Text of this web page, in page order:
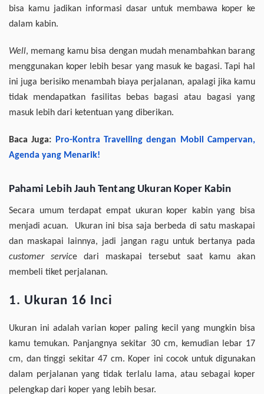
bisa kamu jadikan informasi dasar untuk membawa koper ke
dalam kabin.
Well, memang kamu bisa dengan mudah menambahkan barang
menggunakan koper lebih besar yang masuk ke bagasi. Tapi hal
ini juga berisiko menambah biaya perjalanan, apalagi jika kamu
tidak mendapatkan fasilitas bebas bagasi atau bagasi yang
masuk lebih dari ketentuan yang diberikan.
Baca Juga: Pro-Kontra Travelling dengan Mobil Campervan,
Agenda yang Menarik!
Pahami Lebih Jauh Tentang Ukuran Koper Kabin
Secara umum terdapat empat ukuran koper kabin yang bisa
menjadi acuan. Ukuran ini bisa saja berbeda di satu maskapai
dan maskapai lainnya, jadi jangan ragu untuk bertanya pada
customer service
dari maskapai tersebut saat kamu akan
membeli tiket perjalanan.
1. Ukuran 16 Inci
Ukuran ini adalah varian koper paling kecil yang mungkin bisa
kamu temukan. Panjangnya sekitar 30 cm, kemudian lebar 17
cm, dan tinggi sekitar 47 cm. Koper ini cocok untuk digunakan
dalam perjalanan yang tidak terlalu lama, atau sebagai koper
pelengkap dari koper yang lebih besar.